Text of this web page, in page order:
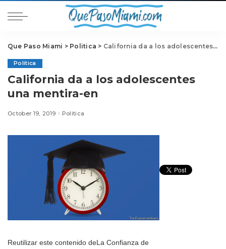
Que Paso Miami > Politica > California da a los adolescentes una mentira-en
Politica
California da a los adolescentes
una mentira-en
October 19, 2019 Politica
Reutilizar este contenido deLa Confianza de